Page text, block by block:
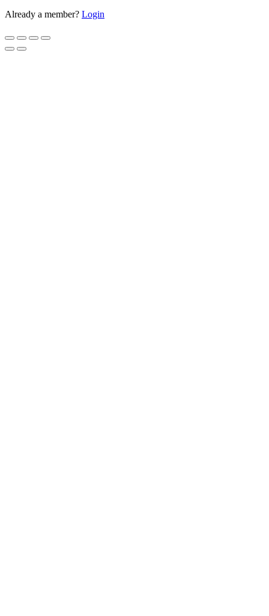
Already a member? Login